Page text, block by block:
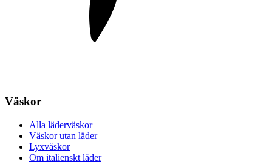
Väskor
Alla läderväskor
Väskor utan läder
Lyxväskor
Om italienskt läder